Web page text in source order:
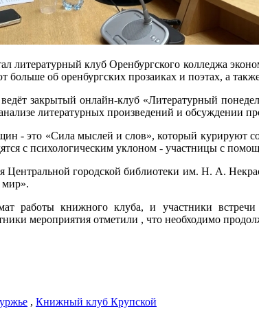
литературный клуб Оренбургского колледжа
об оренбургских прозаиках и поэтах, а
закрытый онлайн-клуб «Литературный
литературных произведений и обсуждении
- это «Сила мыслей и слов», который курируют
с психологическим уклоном - участницы с
Центральной городской библиотеки им. Н. А.
мир».
работы книжного клуба, и участники
мероприятия отметили , что необходимо
, Книжный клуб Крупской